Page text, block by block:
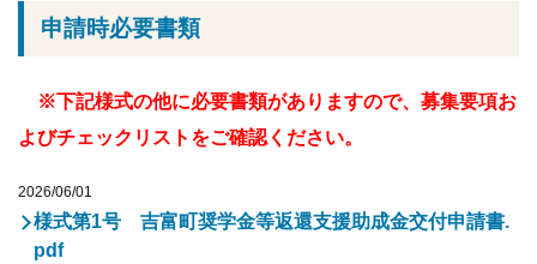
申請時必要書類
※下記様式の他に必要書類がありますので、募集要項お
よびチェックリストをご確認ください。
様式第1号 吉富町奨学金等返還支援助成金交付申請書.
pdf
2026/06/01